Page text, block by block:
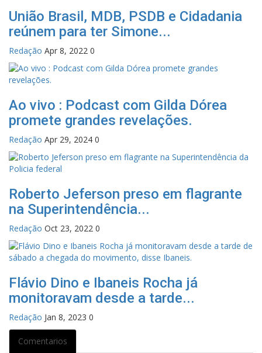
União Brasil, MDB, PSDB e Cidadania
reúnem para ter Simone...
Redação Apr 8, 2022 0
Ao vivo : Podcast com Gilda Dórea
promete grandes revelações.
Redação Apr 29, 2024 0
Roberto Jeferson preso em flagrante
na Superintendência...
Redação Oct 23, 2022 0
Flávio Dino e Ibaneis Rocha já
monitoravam desde a tarde...
Redação Jan 8, 2023 0
Comentarios